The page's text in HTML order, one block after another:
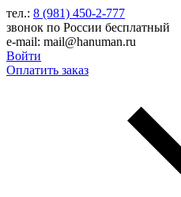
тел.: 8 (981) 450-2-777
звонок по России бесплатный
e-mail: mail@hanuman.ru
Войти
Оплатить заказ